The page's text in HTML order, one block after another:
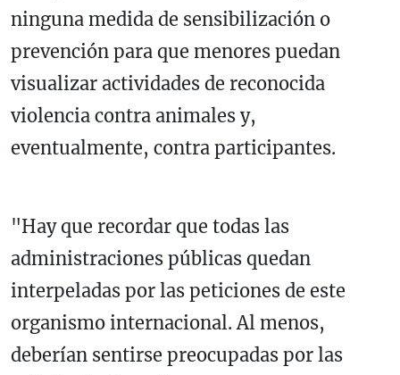
ninguna medida de sensibilización o
prevención para que menores puedan
visualizar actividades de reconocida
violencia contra animales y,
eventualmente, contra participantes.
"Hay que recordar que todas las
administraciones públicas quedan
interpeladas por las peticiones de este
organismo internacional. Al menos,
deberían sentirse preocupadas por las